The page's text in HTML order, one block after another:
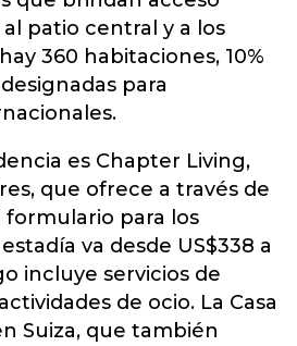
patio central y a los
360 habitaciones, 10%
para
es Chapter Living,
que ofrece a través de
para los
va desde US$338 a
incluye servicios de
de ocio. La Casa
Suiza, que también